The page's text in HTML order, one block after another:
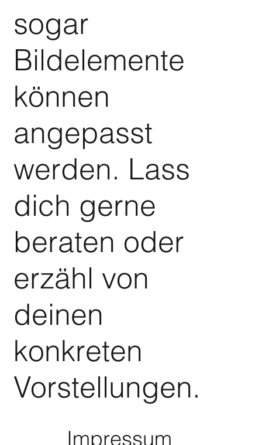
sogar
Bildelemente
können
angepasst
werden. Lass
dich gerne
beraten oder
erzähl von
deinen
konkreten
Vorstellungen.
Impressum